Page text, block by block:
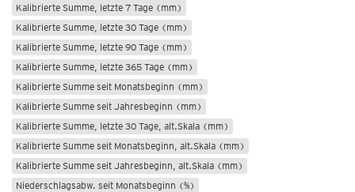
Kalibrierte Summe, letzte 7 Tage (mm)
Kalibrierte Summe, letzte 30 Tage (mm)
Kalibrierte Summe, letzte 90 Tage (mm)
Kalibrierte Summe, letzte 365 Tage (mm)
Kalibrierte Summe seit Monatsbeginn (mm)
Kalibrierte Summe seit Jahresbeginn (mm)
Kalibrierte Summe, letzte 30 Tage, alt.Skala (mm)
Kalibrierte Summe seit Monatsbeginn, alt.Skala (mm)
Kalibrierte Summe seit Jahresbeginn, alt.Skala (mm)
Niederschlagsabw. seit Monatsbeginn (%)